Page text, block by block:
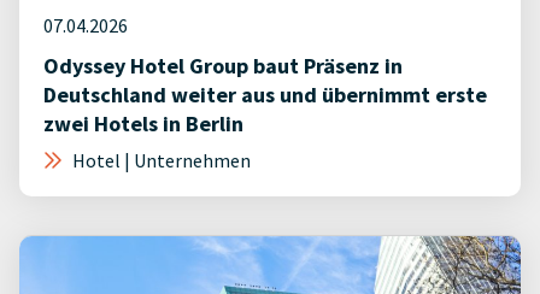
07.04.2026
Odyssey Hotel Group baut Präsenz in
Deutschland weiter aus und übernimmt erste
zwei Hotels in Berlin
Hotel | Unternehmen